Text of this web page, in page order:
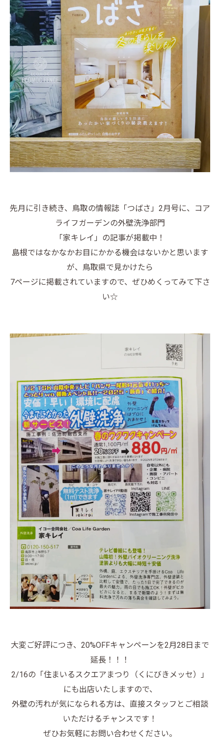
先月に引き続き、鳥取の情報誌「つばさ」2月号に、コア
ライフガーデンの外壁洗浄部門
「家キレイ」の記事が掲載中！
島根ではなかなかお目にかかる機会はないかと思います
が、鳥取県で見かけたら
7ページに掲載されていますので、ぜひめくってみて下さ
い☆
大変ご好評につき、20%OFFキャンペーンを2月28日まで
延長！！！
2/16の「住まいるスクエアまつり（くにびきメッセ）」
にも出店いたしますので、
外壁の汚れが気になられる方は、直接スタッフとご相談
いただけるチャンスです！
ぜひお気軽にお問い合わせください。